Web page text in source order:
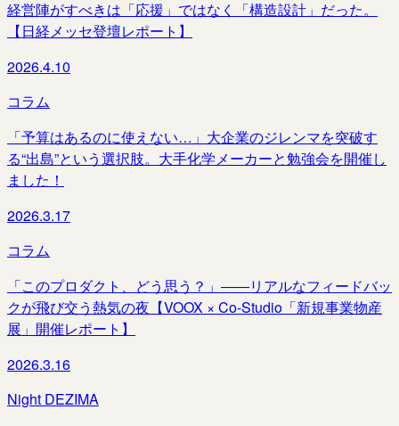
経営陣がすべきは「応援」ではなく「構造設計」だった。
【日経メッセ登壇レポート】
2026.4.10
コラム
「予算はあるのに使えない…」大企業のジレンマを突破す
る“出島”という選択肢。大手化学メーカーと勉強会を開催し
ました！
2026.3.17
コラム
「このプロダクト、どう思う？」――リアルなフィードバッ
クが飛び交う熱気の夜【VOOX × Co-Studio「新規事業物産
展」開催レポート】
2026.3.16
Night DEZIMA